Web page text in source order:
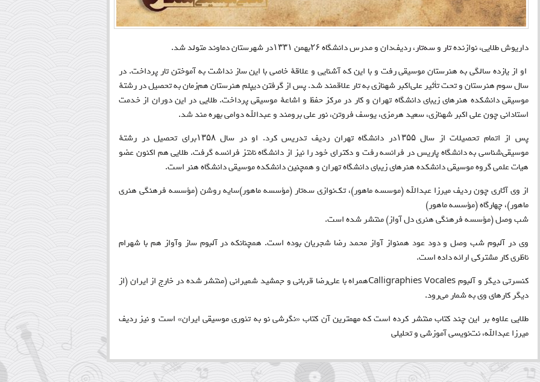
داریوش طلایی، نوازندهتار وسه‌تار، ردیف‌دان و مدرس دانشگاه ۲۶بهمن ۱۳۳۱در شهرستان دماوند متولد شد
.
او از یازده سالگی به هنرستان موسیقی رفت و با این که آشنایی و علاقهٔ خاصی با این ساز نداشت به آموختن تار پرداخت. در
سال سوم هنرستان و تحت تأثیر علی‌اکبر شهنازی به تار علاقمند شد. پس از گرفتن دیپلم هنرستان هم‌زمان به تحصیل در رشتهٔ
موسیقی دانشکده هنرهای زیبای دانشگاه تهران و کار در مرکز حفظ و اشاعهٔ موسیقی پرداخت. طلایی در این دوران از خدمت
استادانی چون علی اکبر شهنازی، سعید هرمزی، یوسف فروتن، نور علی برومند و عبدالله دوامی بهره مند شد.
پس از اتمام تحصیلات از سال ۱۳۵۵در دانشگاه تهران ردیف تدریس کرد. او در سال ۱۳۵۸برای تحصیل در رشتهٔ
موسیقی‌شناسی به دانشگاه پاریس در فرانسه رفت و دکترای خود را نیز از دانشگاه نانتز فرانسه گرفت. طلایی هم اکنون عضو
هیات علمی گروه موسیقی دانشکده هنرهای زیبای دانشگاه تهران و همچنین دانشکده موسیقی دانشگاه هنر است.
از وی آثاری چون ردیف میرزا عبدالله (موسسه ماهور)، تک‌نوازی سه‌تار (مؤسسه ماهور)سایه روشن (مؤسسه فرهنگی هنری
ماهور)، چهارگاه (مؤسسه ماهور)
شب وصل (مؤسسه فرهنگی هنری دل آواز) منتشر شده است.
وی در آلبوم شب وصل و دود عود همنواز آواز محمد رضا شجریان بوده است. همچنانکه در آلبوم ساز و‌آواز هم با شهرام
ناظری کار مشترکی ارائه داده است.
کنسرتی دیگر و آلبومCalligraphies Vocalesهمراه با علی‌رضا قربانی و جمشید شمیرانی (منتشر شده در خارج از ایران)از
دیگر کارهای وی به شمار می‌رود.
طلایی علاوه بر این چند کتاب منتشر کرده است که مهمترین آن کتاب «نگرشی نو به تئوری موسیقی ایران» است و نیز ردیف
میرزا عبد‌الله‌، نت‌نویسی آموزشی و تحلیلی